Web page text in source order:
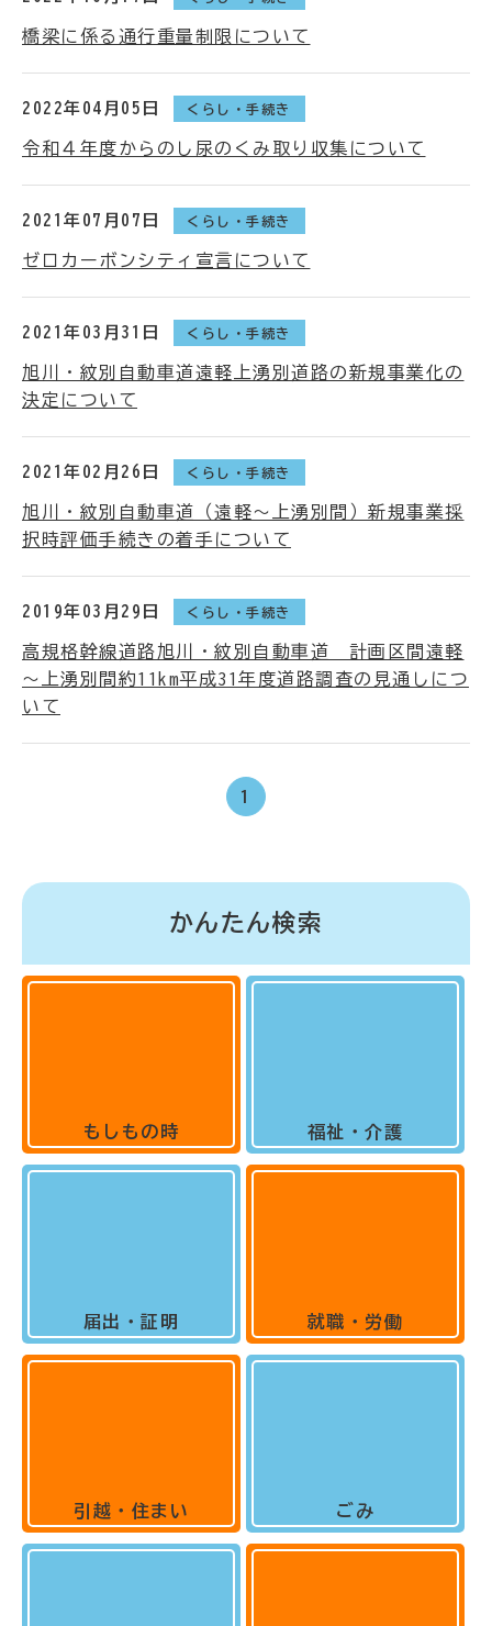
橋梁に係る通行重量制限について
2022年04月05日 くらし・手続き
令和４年度からのし尿のくみ取り収集について
2021年07月07日 くらし・手続き
ゼロカーボンシティ宣言について
2021年03月31日 くらし・手続き
旭川・紋別自動車道遠軽上湧別道路の新規事業化の
決定について
2021年02月26日 くらし・手続き
旭川・紋別自動車道（遠軽～上湧別間）新規事業採
択時評価手続きの着手について
2019年03月29日 くらし・手続き
高規格幹線道路旭川・紋別自動車道 計画区間遠軽
～上湧別間約11km平成31年度道路調査の見通しにつ
いて
1
かんたん検索
もしもの時
届出・証明
引越・住まい
福祉・介護
就職・労働
ごみ